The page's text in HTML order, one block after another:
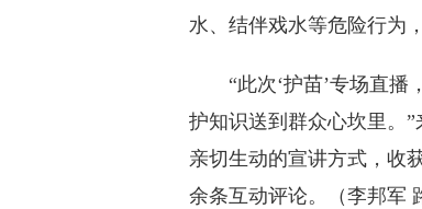
水、结伴戏水等危险行为
“此次‘护苗’专场直播
护知识送到群众心坎里。
亲切生动的宣讲方式，收
余条互动评论。（李邦军